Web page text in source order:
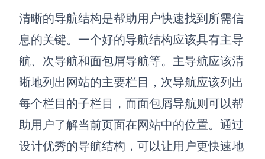
清晰的导航结构是帮助用户快速找到所需信
息的关键。一个好的导航结构应该具有主导
航、次导航和面包屑导航等。主导航应该清
晰地列出网站的主要栏目，次导航应该列出
每个栏目的子栏目，而面包屑导航则可以帮
助用户了解当前页面在网站中的位置。通过
设计优秀的导航结构，可以让用户更快速地